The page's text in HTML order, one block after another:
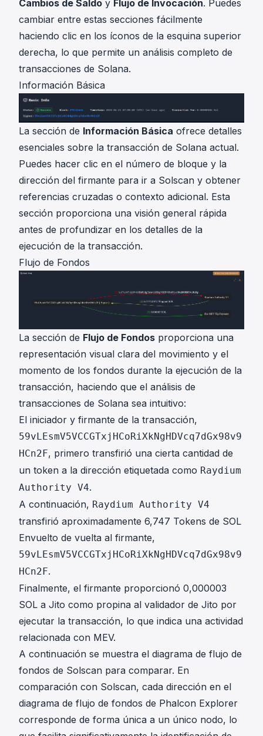
Cambios de Saldo y Flujo de Invocación. Puedes
cambiar entre estas secciones fácilmente
haciendo clic en los íconos de la esquina superior
derecha, lo que permite un análisis completo de
transacciones de Solana.
Información Básica
La sección de Información Básica ofrece detalles
esenciales sobre la transacción de Solana actual.
Puedes hacer clic en el número de bloque y la
dirección del firmante para ir a Solscan y obtener
referencias cruzadas o contexto adicional. Esta
sección proporciona una visión general rápida
antes de profundizar en los detalles de la
ejecución de la transacción.
Flujo de Fondos
La sección de Flujo de Fondos proporciona una
representación visual clara del movimiento y el
momento de los fondos durante la ejecución de la
transacción, haciendo que el análisis de
transacciones de Solana sea intuitivo:
El iniciador y firmante de la transacción,
59vLEsmV5VCCGTxjHCoRiXkNgHDVcq7dGx98v9
HCn2F, primero transfirió una cierta cantidad de
un token a la dirección etiquetada como Raydium
Authority V4.
A continuación, Raydium Authority V4
transfirió aproximadamente 6,747 Tokens de SOL
Envuelto de vuelta al firmante,
59vLEsmV5VCCGTxjHCoRiXkNgHDVcq7dGx98v9
HCn2F.
Finalmente, el firmante proporcionó 0,000003
SOL a Jito como propina al validador de Jito por
ejecutar la transacción, lo que indica una actividad
relacionada con MEV.
A continuación se muestra el diagrama de flujo de
fondos de Solscan para comparar. En
comparación con Solscan, cada dirección en el
diagrama de flujo de fondos de Phalcon Explorer
corresponde de forma única a un único nodo, lo